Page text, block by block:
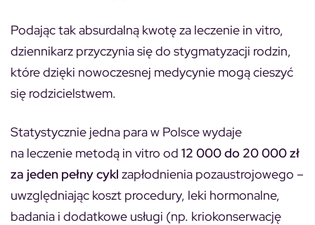
Podając tak absurdalną kwotę za leczenie in vitro,
dziennikarz przyczynia się do stygmatyzacji rodzin,
które dzięki nowoczesnej medycynie mogą cieszyć
się rodzicielstwem.
Statystycznie jedna para w Polsce wydaje
na leczenie metodą in vitro od 12 000 do 20 000 zł
za jeden pełny cykl zapłodnienia pozaustrojowego –
uwzględniając koszt procedury, leki hormonalne,
badania i dodatkowe usługi (np. kriokonserwację